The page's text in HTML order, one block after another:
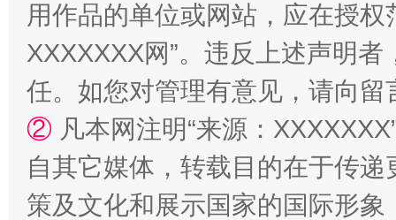
漫山遍野的桃花与雪山、麦地、白藏房 除
用作品的单位或网站，应在授
XXXXXXX网”。违反上述声明
任。如您对管理有意见，请向
② 凡本网注明“来源：
自其它媒体，转载目的在于传
策及文化和展示国家的国际形